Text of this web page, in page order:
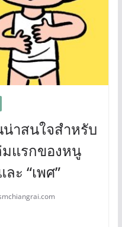
าสนใจสำหรับ
แรกของหนู
ะ “เพศ”